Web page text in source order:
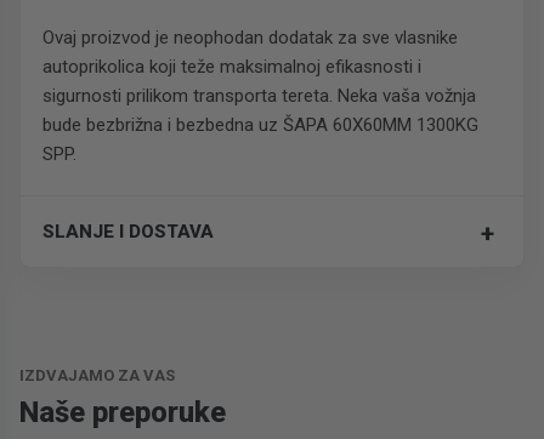
Ovaj proizvod je neophodan dodatak za sve vlasnike
autoprikolica koji teže maksimalnoj efikasnosti i
sigurnosti prilikom transporta tereta. Neka vaša vožnja
bude bezbrižna i bezbedna uz ŠAPA 60X60MM 1300KG
SPP.
SLANJE I DOSTAVA +
IZDVAJAMO ZA VAS
Naše preporuke